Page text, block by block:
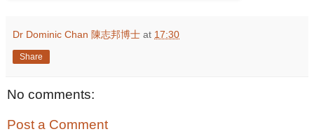
Dr Dominic Chan 陳志邦博士 at 17:30
Share
No comments:
Post a Comment